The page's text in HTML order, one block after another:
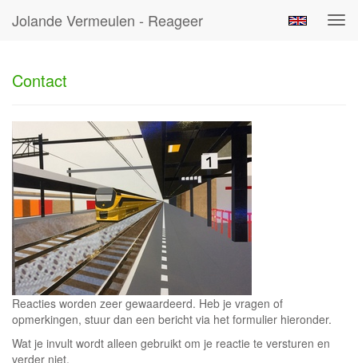
Jolande Vermeulen - Reageer
Contact
Reacties worden zeer gewaardeerd. Heb je vragen of
opmerkingen, stuur dan een bericht via het formulier hieronder.
Wat je invult wordt alleen gebruikt om je reactie te versturen en
verder niet.